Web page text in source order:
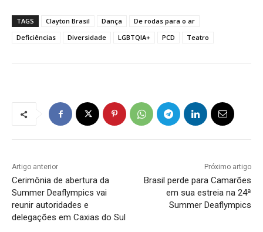
TAGS Clayton Brasil Dança
De rodas para o ar
Deficiências
Diversidade LGBTQIA+ PCD Teatro
Artigo anterior
Cerimônia de abertura da
Summer Deaflympics vai
reunir autoridades e
delegações em Caxias do Sul
Próximo artigo
Brasil perde para Camarões
em sua estreia na 24ª
Summer Deaflympics